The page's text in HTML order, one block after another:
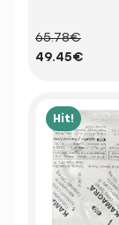
65.78€
49.45€
Hit!